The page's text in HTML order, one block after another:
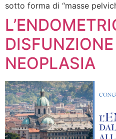
sotto forma di “masse
NEOPLASIA